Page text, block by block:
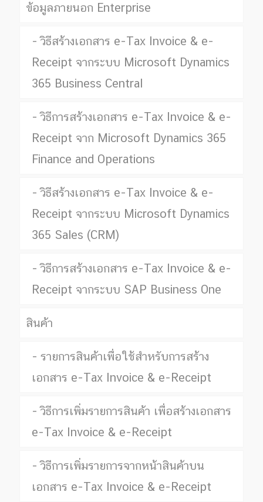
ข้อมูลภายนอก Enterprise
วิธีสร้างเอกสาร e-Tax Invoice & e-
Receipt จากระบบ Microsoft Dynamics
365 Business Central
วิธีการสร้างเอกสาร e-Tax Invoice & e-
Receipt จาก Microsoft Dynamics 365
Finance and Operations
วิธีสร้างเอกสาร e-Tax Invoice & e-
Receipt จากระบบ Microsoft Dynamics
365 Sales (CRM)
วิธีการสร้างเอกสาร e-Tax Invoice & e-
Receipt จากระบบ SAP Business One
สินค้า
รายการสินค้าเพื่อใช้สำหรับการสร้าง
เอกสาร e-Tax Invoice & e-Receipt
วิธีการเพิ่มรายการสินค้า เพื่อสร้างเอกสาร
e-Tax Invoice & e-Receipt
วิธีการเพิ่มรายการจากหน้าสินค้าบน
เอกสาร e-Tax Invoice & e-Receipt